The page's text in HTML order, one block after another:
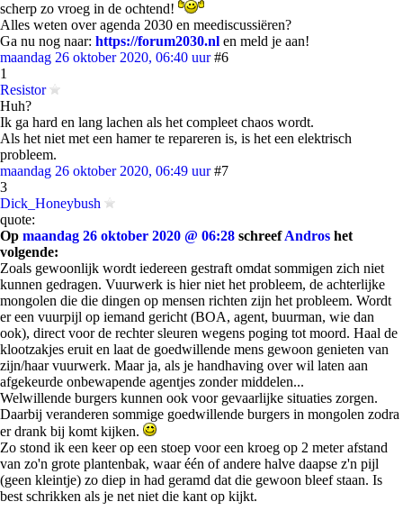
scherp zo vroeg in de ochtend!
Alles weten over agenda 2030 en meediscussiëren?
Ga nu nog naar: https://forum2030.nl en meld je aan!
maandag 26 oktober 2020, 06:40 uur #6
1
Resistor
Huh?
Ik ga hard en lang lachen als het compleet chaos wordt.
Als het niet met een hamer te repareren is, is het een elektrisch
probleem.
maandag 26 oktober 2020, 06:49 uur #7
3
Dick_Honeybush
quote:
Op maandag 26 oktober 2020 @ 06:28 schreefAndros het
volgende:
Zoals gewoonlijk wordt iedereen gestraft omdat sommigen zich niet
kunnen gedragen. Vuurwerk is hier niet het probleem, de achterlijke
mongolen die die dingen op mensen richten zijn het probleem. Wordt
er een vuurpijl op iemand gericht (BOA, agent, buurman, wie dan
ook), direct voor de rechter sleuren wegens poging tot moord. Haal de
klootzakjes eruit en laat de goedwillende mens gewoon genieten van
zijn/haar vuurwerk. Maar ja, als je handhaving over wil laten aan
afgekeurde onbewapende agentjes zonder middelen...
Welwillende burgers kunnen ook voor gevaarlijke situaties zorgen.
Daarbij veranderen sommige goedwillende burgers in mongolen zodra
er drank bij komt kijken.
Zo stond ik een keer op een stoep voor een kroeg op 2 meter afstand
van zo'n grote plantenbak, waar één of andere halve daapse z'n pijl
(geen kleintje) zo diep in had geramd dat die gewoon bleef staan. Is
best schrikken als je net niet die kant op kijkt.